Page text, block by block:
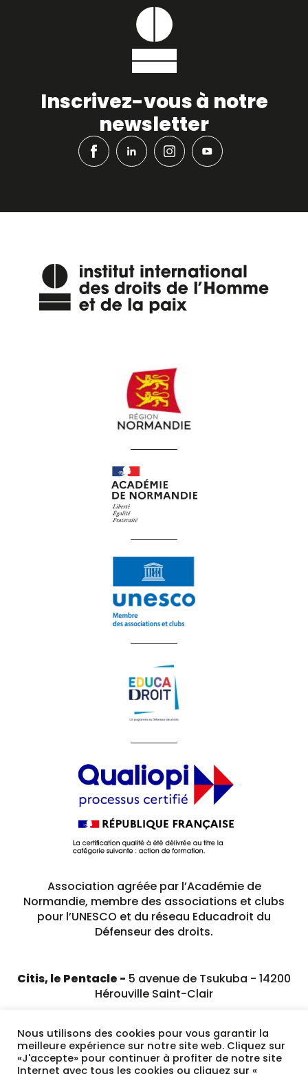
Inscrivez-vous à notre
newsletter
Association agréée par l’Académie de
Normandie, membre des associations et clubs
pour l’UNESCO et du réseau Educadroit du
Défenseur des droits.
Citis, le Pentacle - 5 avenue de Tsukuba - 14200
Hérouville Saint-Clair
Nous utilisons des cookies pour vous garantir la
meilleure expérience sur notre site web. Cliquez sur
«J'accepte» pour continuer à profiter de notre site
Internet avec tous les cookies ou cliquez sur «